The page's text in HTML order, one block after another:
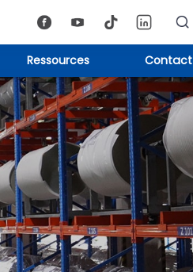
Ressources Contact